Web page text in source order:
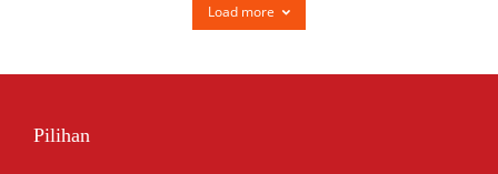
Load more
Pilihan